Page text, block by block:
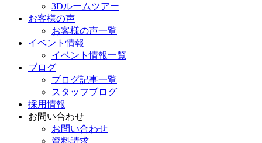
3Dルームツアー
お客様の声
お客様の声一覧
イベント情報
イベント情報一覧
ブログ
ブログ記事一覧
スタッフブログ
採用情報
お問い合わせ
お問い合わせ
資料請求